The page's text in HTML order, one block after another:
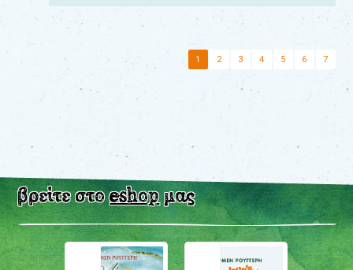
1 2 3 4 5 6 7
βρείτε στοeshopμας